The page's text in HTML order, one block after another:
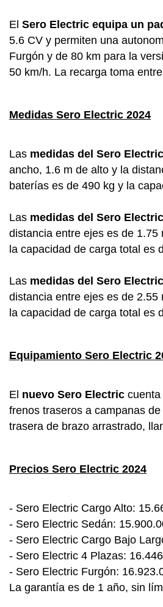
El Sero Electric equipa un
5.6 CV y permiten una
Furgón y de 80 km para la
50 km/h. La recarga toma
Medidas Sero Electric 2024
Las medidas del Sero Electric
ancho, 1.6 m de alto y la
baterías es de 490 kg y la
Las medidas del Sero
distancia entre ejes es de
la capacidad de carga total es
Las medidas del Sero
distancia entre ejes es de
la capacidad de carga total es
Equipamiento Sero Electric
El nuevo Sero Electric
frenos traseros a campanas
trasera de brazo arrastrado,
Precios Sero Electric 2024
- Sero Electric Cargo Alto:
- Sero Electric Sedán:
- Sero Electric Cargo Bajo
- Sero Electric 4 Plazas:
- Sero Electric Furgón:
La garantía es de 1 año, sin